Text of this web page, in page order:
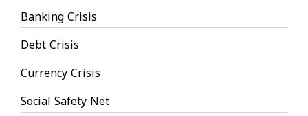
Banking Crisis
Debt Crisis
Currency Crisis
Social Safety Net